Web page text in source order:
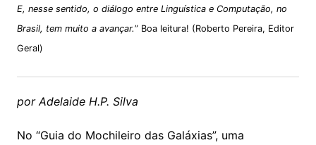
E, nesse sentido, o diálogo entre Linguística e Computação, no
Brasil, tem muito a avançar.” Boa leitura! (Roberto Pereira, Editor
Geral)
por Adelaide H.P. Silva
No “Guia do Mochileiro das Galáxias”, uma